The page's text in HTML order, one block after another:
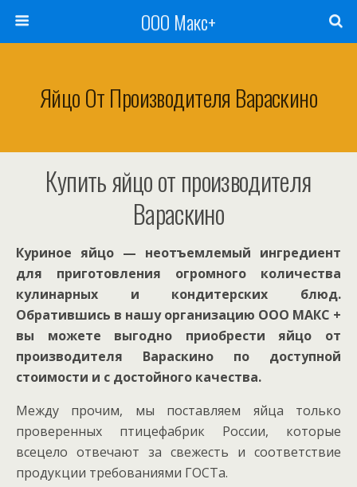
ООО Макс+
Яйцо От Производителя Вараскино
Купить яйцо от производителя
Вараскино
Куриное яйцо — неотъемлемый ингредиент
для приготовления огромного количества
кулинарных и кондитерских блюд.
Обратившись в нашу организацию ООО МАКС +
вы можете выгодно приобрести яйцо от
производителя Вараскино по доступной
стоимости и с достойного качества.
Между прочим, мы поставляем яйца только
проверенных птицефабрик России, которые
всецело отвечают за свежесть и соответствие
продукции требованиями ГОСТа.